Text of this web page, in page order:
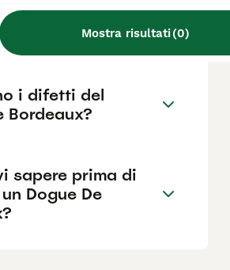
Mostra risultati(0)
del Dogue
i difetti del
Bordeaux?
sapere prima di
Dogue De